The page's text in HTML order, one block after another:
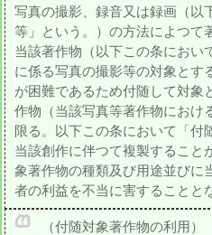
写真の撮影、録音又は録画（以
等」という。）の方法によつて
当該著作物（以下この条におい
に係る写真の撮影等の対象とす
が困難であるため付随して対象
作物（当該写真等著作物におけ
限る。以下この条において「付
当該創作に伴つて複製すること
象著作物の種類及び用途並びに
者の利益を不当に害することと
（付随対象著作物の利用）